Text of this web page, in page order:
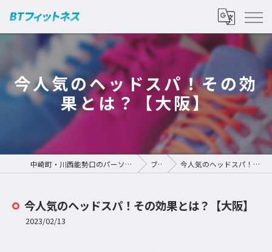
今人気のヘッドスパ！その効
果とは？【大阪】
中崎町・川西能勢口のパーソナルジムなら | BTフィットネス ブログ 今人気のヘッドスパ！その効果とは？【大阪】
今人気のヘッドスパ！その効果とは？【大阪】
2023/02/13